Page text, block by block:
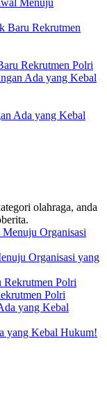
Menuju
Rekrutmen Polri
Ada yang Kebal
olahraga, anda
Organisasi yang
Polri
yang Kebal Hukum!